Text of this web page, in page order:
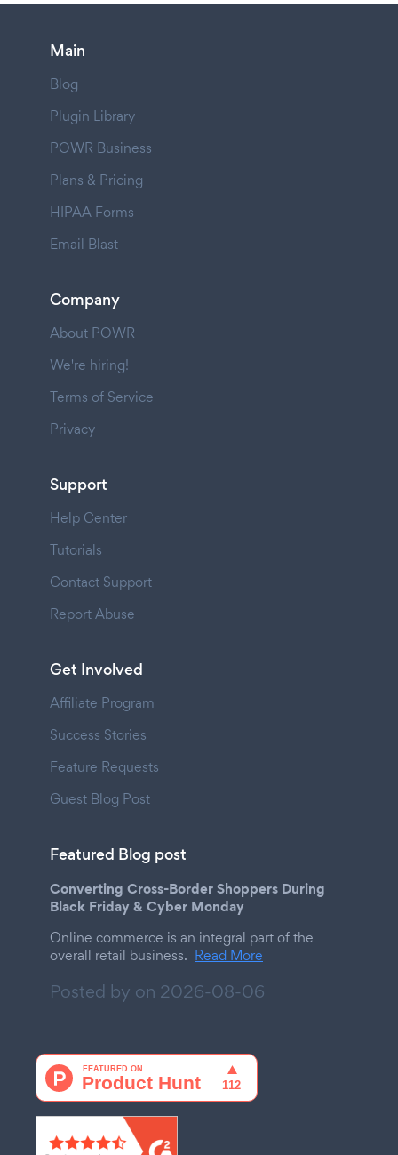
Main
Blog
Plugin Library
POWR Business
Plans & Pricing
HIPAA Forms
Email Blast
Company
About POWR
We're hiring!
Terms of Service
Privacy
Support
Help Center
Tutorials
Contact Support
Report Abuse
Get Involved
Affiliate Program
Success Stories
Feature Requests
Guest Blog Post
Featured Blog post
Converting Cross-Border Shoppers During
Black Friday & Cyber Monday
Online commerce is an integral part of the
overall retail business. Read More
Posted by on 2026-08-06